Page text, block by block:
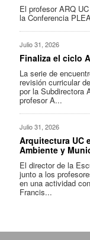
El profesor ARQ
la Conferencia
Julio 31, 2026
Finaliza el ciclo
La serie de
revisión curricular
por la Subdirectora
profesor A...
Julio 31, 2026
Arquitectura UC
Ambiente y
El director de la
junto a los
en una actividad
Francis...